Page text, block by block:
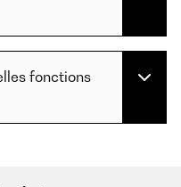
fonctions